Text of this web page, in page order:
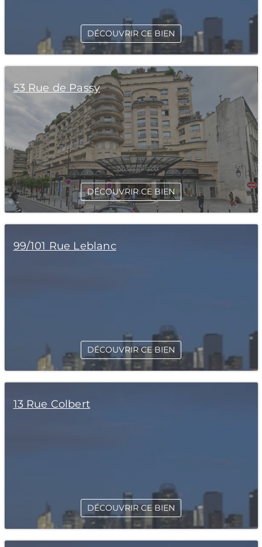
DÉCOUVRIR CE BIEN
53 Rue de Passy
DÉCOUVRIR CE BIEN
99/101 Rue Leblanc
DÉCOUVRIR CE BIEN
13 Rue Colbert
DÉCOUVRIR CE BIEN